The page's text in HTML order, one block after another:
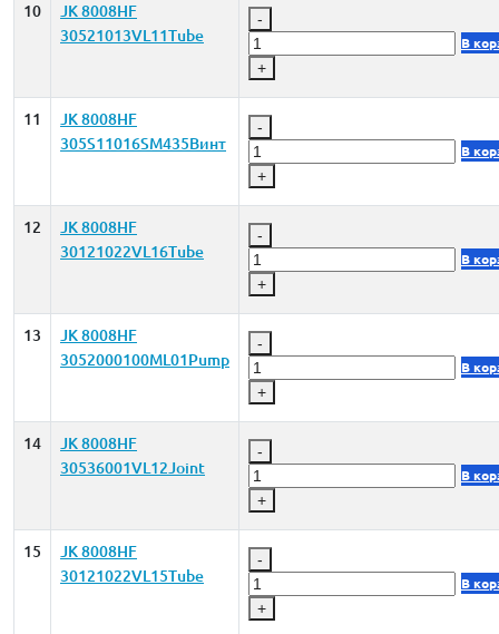
10
JK 8008HF
30521013VL11Tube
-
+
В
11
JK 8008HF
305S11016SM435Винт
-
+
В
12
JK 8008HF
30121022VL16Tube
-
+
В
13
JK 8008HF
3052000100ML01Pump
-
+
В
14
JK 8008HF
30536001VL12Joint
-
+
В
15
JK 8008HF
30121022VL15Tube
-
+
В